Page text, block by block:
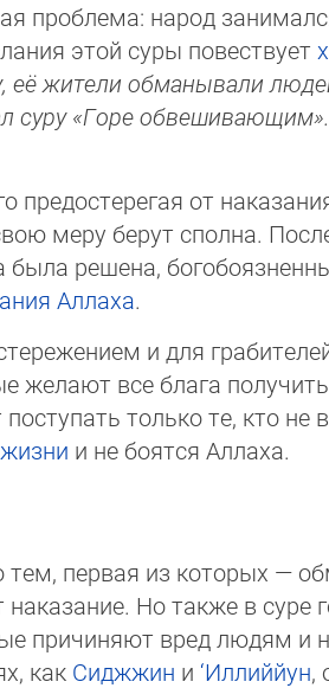
проблема: народ
этой суры по­вест­ву­ет
жи­тели обманывали
суру «Го­ре
пре­достерегая от
меру берут сполна.
решена,
Ал­ла­ха.
и для
желают все блага
только те, кто не
и не бо­ят­ся Аллаха.
тем, первая из которых —
Но также в суре
причиняют вред людям и
как Сидж­жин и ‘Иллиййун,